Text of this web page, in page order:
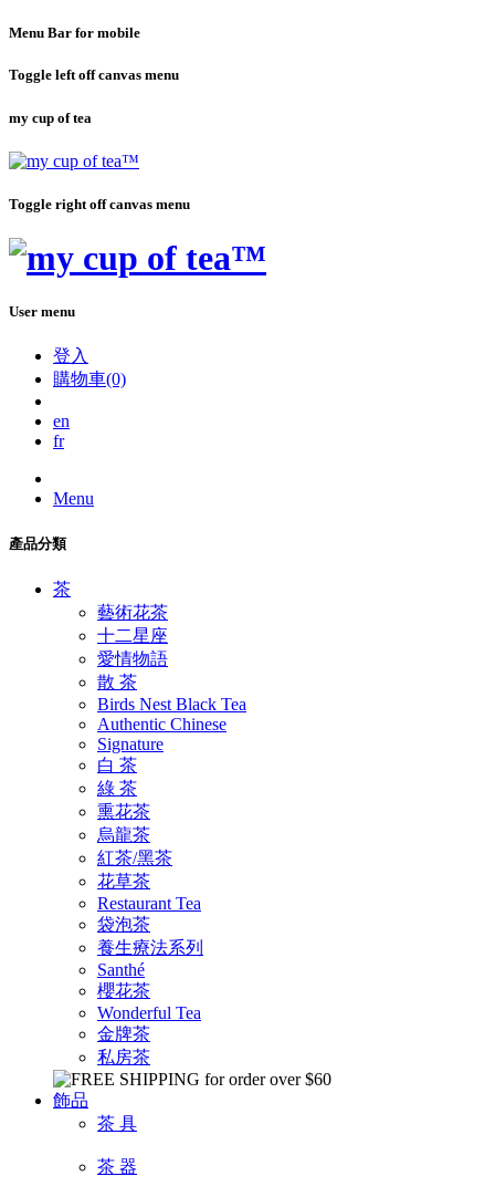
Menu Bar for mobile
Toggle left off canvas menu
my cup of tea
Toggle right off canvas menu
User menu
登入
購物車(0)
en
fr
Menu
產品分類
茶
藝術花茶
十二星座
愛情物語
散 茶
Birds Nest Black Tea
Authentic Chinese
Signature
白 茶
綠 茶
熏花茶
烏龍茶
紅茶/黑茶
花草茶
Restaurant Tea
袋泡茶
養生療法系列
Santhé
櫻花茶
Wonderful Tea
金牌茶
私房茶
飾品
茶 具
茶 器